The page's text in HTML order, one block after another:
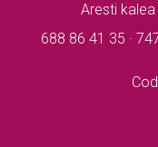
Aresti
688 86 41 35 ·